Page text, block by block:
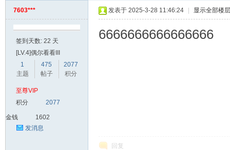
7603***
签到天数: 22 天
[LV.4]偶尔看看III
1
主题
475
帖子
2077
积分
至尊VIP
积分
2077
金钱
1602
发消息
发表于 2025-3-28 11:46:24 显示全部楼层
6666666666666666
回复